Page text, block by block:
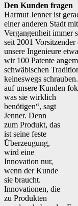
Den Kunden fragen
Harmut Jenner ist
einer anderen Stadt
Vergangenheit immer
seit 2001
unsere Ingenieure
wir 100 Patente
schwäbischen
keineswegs
auf unsere Kunden
was sie wirklich
benötigen“, sagt
Jenner. Denn
zum Produkt, das
ist seine feste
Überzeugung,
wird eine
Innovation nur,
wenn der Kunde
sie braucht.
Innovationen, die
zu Produkten